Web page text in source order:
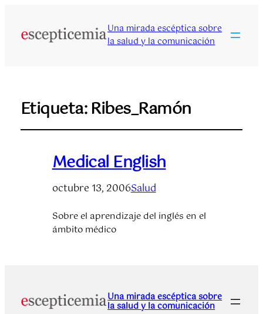
Una mirada escéptica sobre
la salud y la comunicación
Etiqueta:Ribes_Ramón
Medical English
octubre 13, 2006Salud
Sobre el aprendizaje del inglés en el
ámbito médico
Una mirada escéptica sobre
la salud y la comunicación